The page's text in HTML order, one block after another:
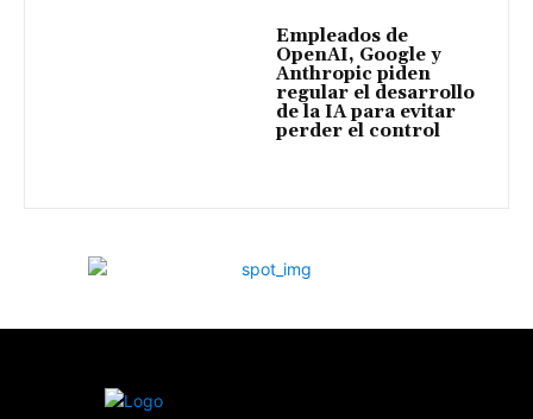
Empleados de
OpenAI, Google y
Anthropic piden
regular el desarrollo
de la IA para evitar
perder el control